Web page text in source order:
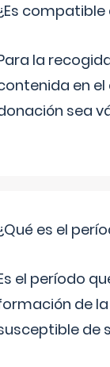
la
en
sea
es el
el período
de
de